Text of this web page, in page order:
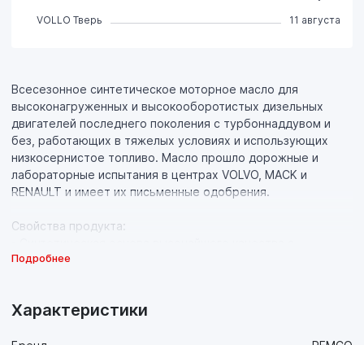
Всесезонное синтетическое моторное масло для
высоконагруженных и высокооборотистых дизельных
двигателей последнего поколения с турбоннаддувом и
без, работающих в тяжелых условиях и использующих
низкосернистое топливо. Масло прошло дорожные и
лабораторные испытания в центрах VOLVO, MACK и
RENAULT и имеет их письменные одобрения.
Свойства продукта:
инновационном пакетом присадок, обладающая
противоизносные и противозадирные свойства, что
Подробнее
Характеристики
VOLLO Тверь
11 августа